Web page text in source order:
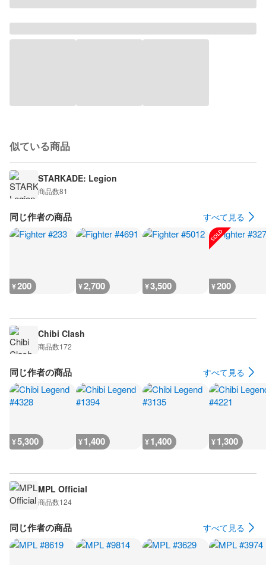
似ている商品
STARKADE: Legion
商品数81
同じ作者の商品 すべて見る
¥200 ¥2,700 ¥3,500 ¥200
Chibi Clash
商品数172
同じ作者の商品 すべて見る
¥5,300 ¥1,400 ¥1,400 ¥1,300
MPL Official
商品数124
同じ作者の商品 すべて見る